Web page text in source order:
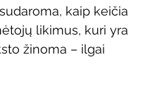
Mobilioji bibliotekakaip keičia
likimus, kuri yra
žinoma – ilgai